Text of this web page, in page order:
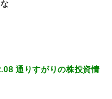
通りすがりの株投資情